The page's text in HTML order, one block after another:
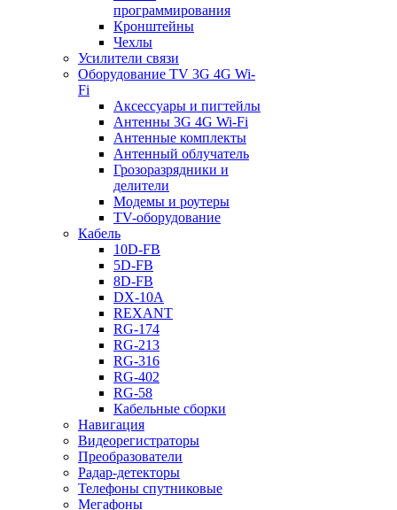
программирования
Кронштейны
Чехлы
Усилители связи
Оборудование TV 3G 4G Wi-
Fi
Аксессуары и пигтейлы
Антенны 3G 4G Wi-Fi
Антенные комплекты
Антенный облучатель
Грозоразрядники и
делители
Модемы и роутеры
TV-оборудование
Кабель
10D-FB
5D-FB
8D-FB
DX-10A
REXANT
RG-174
RG-213
RG-316
RG-402
RG-58
Кабельные сборки
Навигация
Видеорегистраторы
Преобразователи
Радар-детекторы
Телефоны спутниковые
Мегафоны